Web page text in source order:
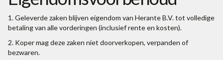
1. Geleverde zaken blijven eigendom van Herante B.V. tot volledige
betaling van alle vorderingen (inclusief rente en kosten).
2. Koper mag deze zaken niet doorverkopen, verpanden of
bezwaren.